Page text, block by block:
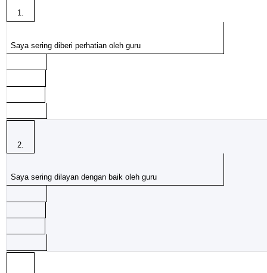
1.
Saya sering diberi perhatian oleh guru
2.
Saya sering dilayan dengan baik oleh guru